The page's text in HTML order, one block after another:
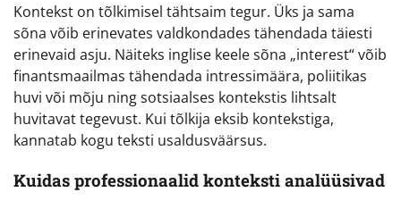
Kontekst on tõlkimisel tähtsaim tegur. Üks ja sama
sõna võib erinevates valdkondades tähendada täiesti
erinevaid asju. Näiteks inglise keele sõna „interest“ võib
finantsmaailmas tähendada intressimäära, poliitikas
huvi või mõju ning sotsiaalses kontekstis lihtsalt
huvitavat tegevust. Kui tõlkija eksib kontekstiga,
kannatab kogu teksti usaldusväärsus.
Kuidas professionaalid konteksti analüüsivad